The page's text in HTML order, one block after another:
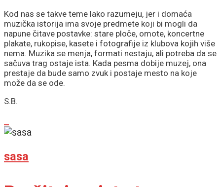
dinosauruse
Kod nas se takve teme lako razumeju, jer i domaća
muzička istorija ima svoje predmete koji bi mogli da
napune čitave postavke: stare ploče, omote, koncertne
plakate, rukopise, kasete i fotografije iz klubova kojih više
nema. Muzika se menja, formati nestaju, ali potreba da se
sačuva trag ostaje ista. Kada pesma dobije muzej, ona
prestaje da bude samo zvuk i postaje mesto na koje
može da se ode.
S.B.
sasa